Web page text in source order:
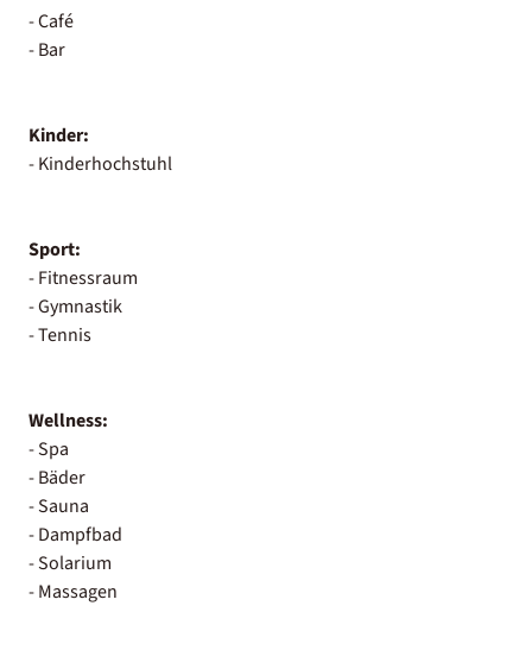
- Café
- Bar
Kinder:
- Kinderhochstuhl
Sport:
- Fitnessraum
- Gymnastik
- Tennis
Wellness:
- Spa
- Bäder
- Sauna
- Dampfbad
- Solarium
- Massagen